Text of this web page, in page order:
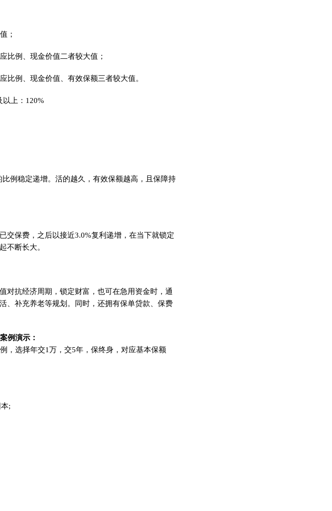
；
比例、现金价值二者较大值；
比例、现金价值、有效保额三者较大值。
以上：120%
例稳定递增。活的越久，有效保额越高，且保障持
交保费，之后以接近3.0%复利递增，在当下就锁定
不断长大。
对抗经济周期，锁定财富，也可在急用资金时，通
、补充养老等规划。同时，还拥有保单贷款、保费
例演示：
，选择年交1万，交5年，保终身，对应基本保额
;